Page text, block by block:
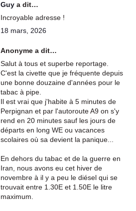
Guy a dit…
Incroyable adresse !
18 mars, 2026
Anonyme a dit…
Salut à tous et superbe reportage.
C'est la civette que je fréquente depuis
une bonne douzaine d'années pour le
tabac à pipe.
Il est vrai que j'habite à 5 minutes de
Perpignan et par l'autoroute A9 on s'y
rend en 20 minutes sauf les jours de
départs en long WE ou vacances
scolaires où sa devient la panique...
En dehors du tabac et de la guerre en
Iran, nous avons eu cet hiver de
novembre à il y a peu le diésel qui se
trouvait entre 1.30E et 1.50E le litre
maximum.